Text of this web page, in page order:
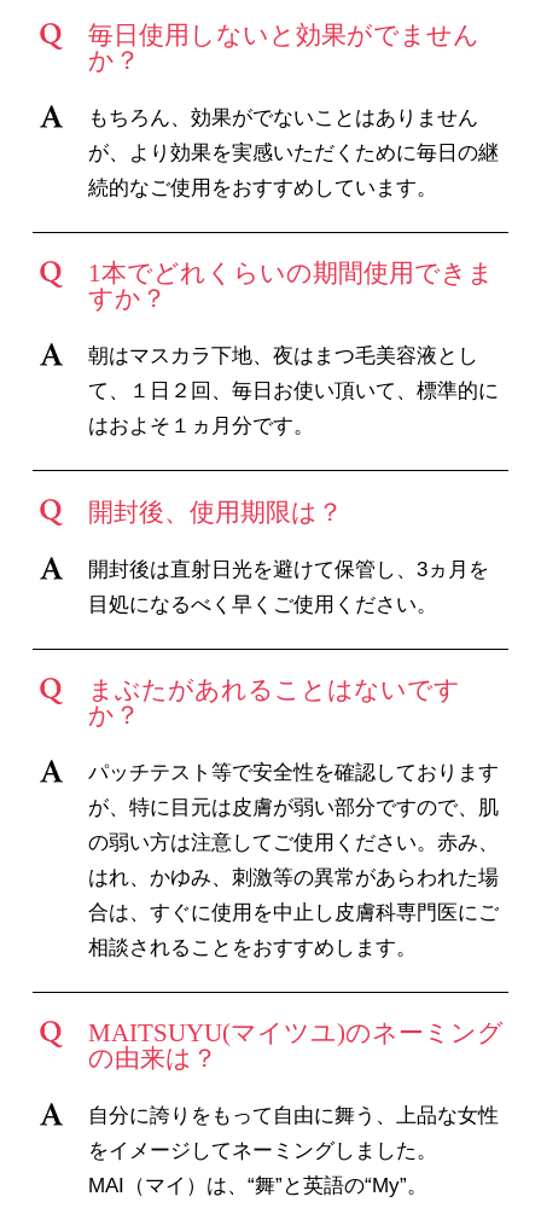
毎日使用しないと効果がでません
か？
もちろん、効果がでないことはありません
が、より効果を実感いただくために毎日の継
続的なご使用をおすすめしています。
1本でどれくらいの期間使用できま
すか？
朝はマスカラ下地、夜はまつ毛美容液とし
て、１日２回、毎日お使い頂いて、標準的に
はおよそ１ヵ月分です。
開封後、使用期限は？
開封後は直射日光を避けて保管し、3ヵ月を
目処になるべく早くご使用ください。
まぶたがあれることはないです
か？
パッチテスト等で安全性を確認しております
が、特に目元は皮膚が弱い部分ですので、肌
の弱い方は注意してご使用ください。赤み、
はれ、かゆみ、刺激等の異常があらわれた場
合は、すぐに使用を中止し皮膚科専門医にご
相談されることをおすすめします。
MAITSUYU(マイツユ)のネーミング
の由来は？
自分に誇りをもって自由に舞う、上品な女性
をイメージしてネーミングしました。
MAI（マイ）は、“舞”と英語の“My”。